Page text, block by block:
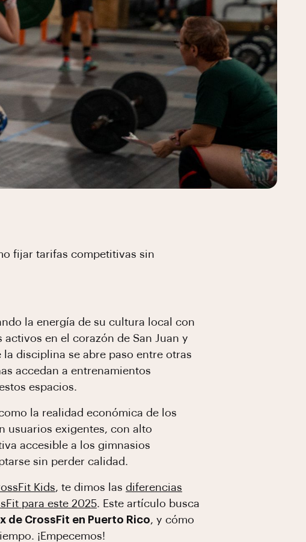
fijar tarifas competitivas sin
la energía de su cultura local con
en el corazón de San Juan y
disciplina se abre paso entre otras
accedan a entrenamientos
espacios.
la realidad económica de los
usuarios exigentes, con alto
accesible a los gimnasios
sin perder calidad.
Kids, te dimos las diferencias
para este 2025. Este artículo busca
de CrossFit en Puerto Rico, y cómo
¡Empecemos!